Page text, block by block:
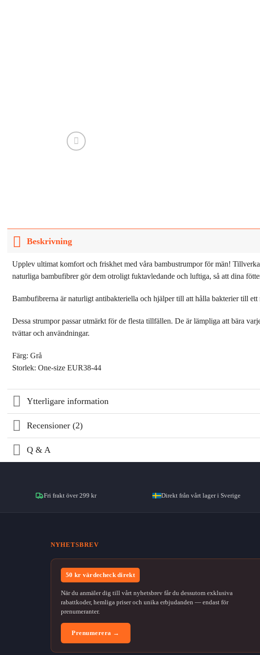
Beskrivning
Upplev ultimat komfort och friskhet med våra bambustrumpor för män!
naturliga bambufibrer gör dem otroligt fuktavledande och luftiga, så att dina
Bambufibrerna är naturligt antibakteriella och hjälper till att hålla bakterier till
Dessa strumpor passar utmärkt för de flesta tillfällen. De är lämpliga att bära
tvättar och användningar.
Färg: Grå
Storlek: One-size EUR38-44
Ytterligare information
Recensioner (2)
Q & A
Fri frakt över 299 kr Direkt från vårt lager i Sverige
NYHETSBREV
50 kr värdecheck direkt
När du anmäler dig till vårt nyhetsbrev får du dessutom exklusiva
rabattkoder, hemliga priser och unika erbjudanden — endast för
prenumeranter.
Prenumerera →